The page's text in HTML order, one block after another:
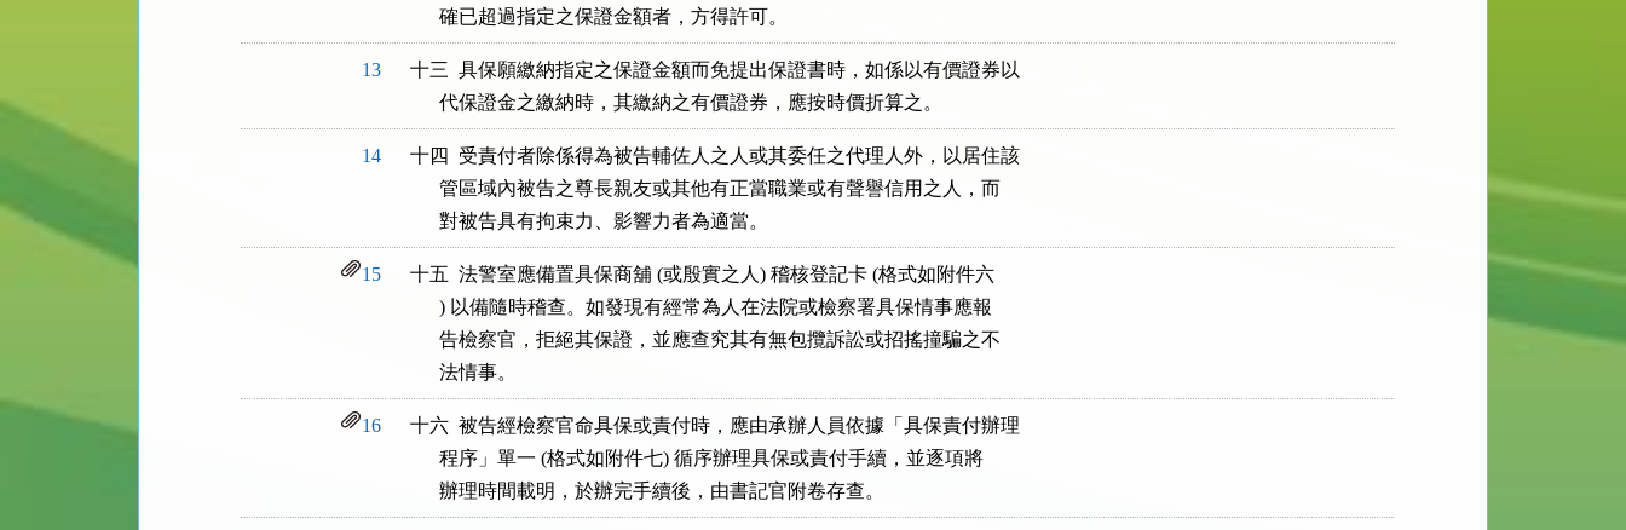
      確已超過指定之保證金額者，方得許可。
13
十三  具保願繳納指定之保證金額而免提出保證書時，如係以有價證券以
      代保證金之繳納時，其繳納之有價證券，應按時價折算之。
14
十四  受責付者除係得為被告輔佐人之人或其委任之代理人外，以居住該
      管區域內被告之尊長親友或其他有正當職業或有聲譽信用之人，而
      對被告具有拘束力、影響力者為適當。
15
十五  法警室應備置具保商舖 (或殷實之人) 稽核登記卡 (格式如附件六
      ) 以備隨時稽查。如發現有經常為人在法院或檢察署具保情事應報
      告檢察官，拒絕其保證，並應查究其有無包攬訴訟或招搖撞騙之不
      法情事。
16
十六  被告經檢察官命具保或責付時，應由承辦人員依據「具保責付辦理
      程序」單一 (格式如附件七) 循序辦理具保或責付手續，並逐項將
      辦理時間載明，於辦完手續後，由書記官附卷存查。